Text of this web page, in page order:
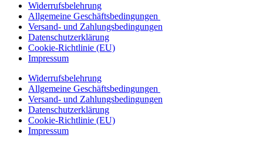
Widerrufsbelehrung
Allgemeine Geschäftsbedingungen
Versand- und Zahlungsbedingungen
Datenschutzerklärung
Cookie-Richtlinie (EU)
Impressum
Widerrufsbelehrung
Allgemeine Geschäftsbedingungen
Versand- und Zahlungsbedingungen
Datenschutzerklärung
Cookie-Richtlinie (EU)
Impressum